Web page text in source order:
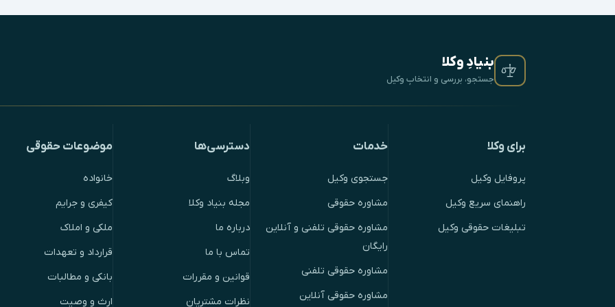
بنیادِ وکلا
جستجو، بررسی و انتخابِ وکیل
برای وکلا
پروفایل وکیل
راهنمای سریع وکیل
تبلیغات حقوقی وکیل
خدمات
جستجوی وکیل
مشاوره حقوقی
مشاوره حقوقی تلفنی و آنلاین
رایگان
مشاوره حقوقی تلفنی
مشاوره حقوقی آنلاین
دسترسی‌ها
وبلاگ
مجله بنیاد وکلا
درباره ما
تماس با ما
قوانین و مقررات
نظرات مشتریان
موضوعات حقوقی
خانواده
کیفری و جرایم
ملکی و املاک
قرارداد و تعهدات
بانکی و مطالبات
ارث و وصیت